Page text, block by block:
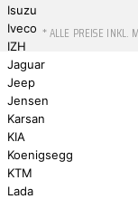
Isuzu
Iveco
IZH
Jaguar
Jeep
Jensen
Karsan
KIA
Koenigsegg
KTM
Lada
* ALLE PREISE INKL.